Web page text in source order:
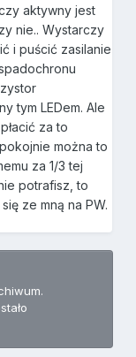
aktywny jest
nie.. Wystarczy
i puścić zasilanie
tym LEDem. Ale
za to
można to
za 1/3 tej
potrafisz, to
ze mną na PW.